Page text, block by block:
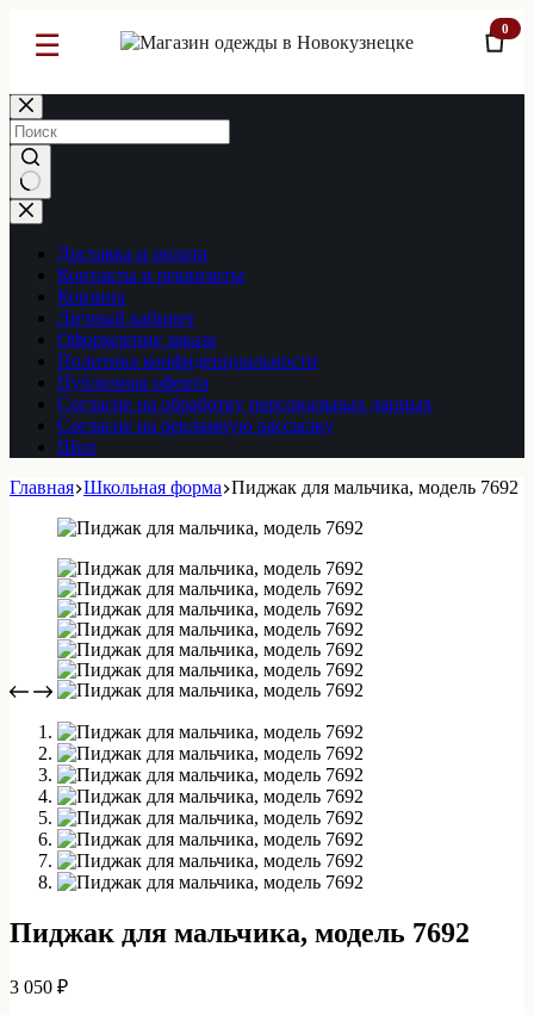
☰ 0
Перейти
к
сути
Ничего
не
найденоДоставка и оплата
Контакты и реквизиты
Корзина
Личный кабинет
Оформление заказа
Политика конфиденциальности
Публичная оферта
Согласие на обработку персональных данных
Согласие на рекламную рассылку
Шоп
Главная Школьная форма Пиджак для мальчика, модель 7692
Пиджак для мальчика, модель 7692
3 050 ₽